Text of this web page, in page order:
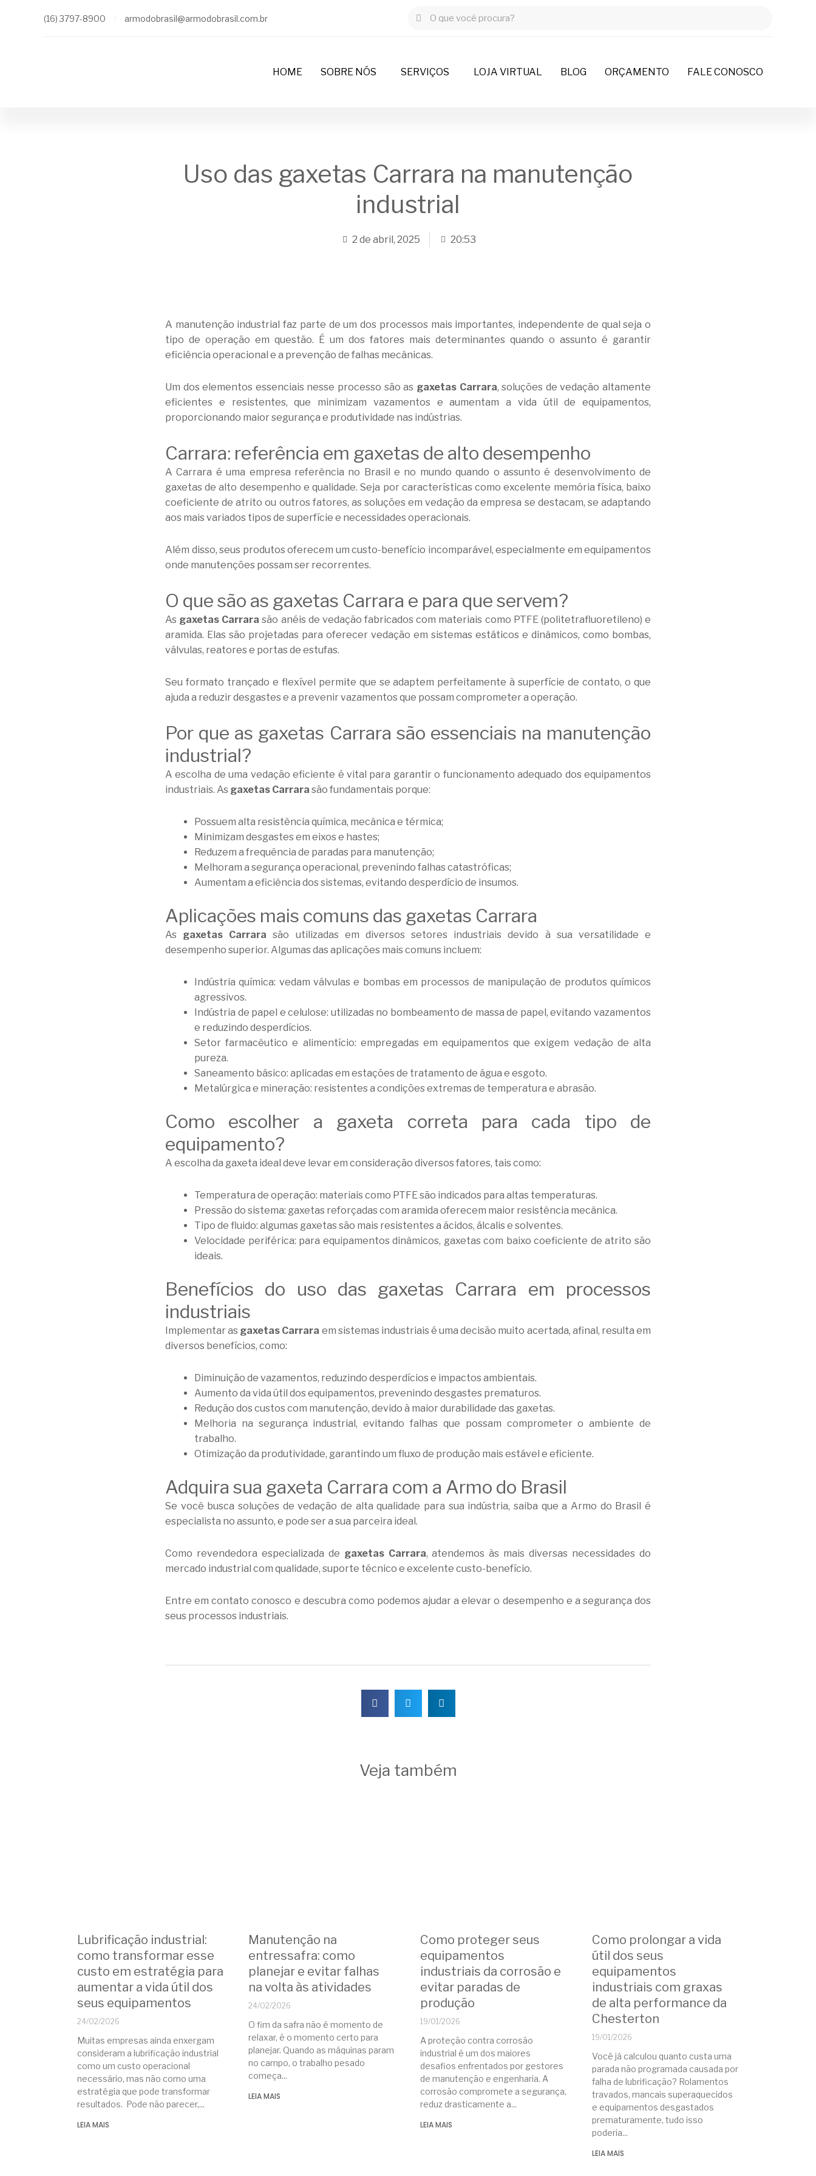
(16) 3797-8900 armodobrasil@armodobrasil.com.br
HOME SOBRE NÓS SERVIÇOS LOJA VIRTUAL BLOG ORÇAMENTO FALE CONOSCO
Uso das gaxetas Carrara na manutenção
industrial
2 de abril, 2025 20:53
A manutenção industrial faz parte de um dos processos mais importantes, independente de qual seja o
tipo de operação em questão. É um dos fatores mais determinantes quando o assunto é garantir
eficiência operacional e a prevenção de falhas mecânicas.
Um dos elementos essenciais nesse processo são as gaxetas Carrara, soluções de vedação altamente
eficientes e resistentes, que minimizam vazamentos e aumentam a vida útil de equipamentos,
proporcionando maior segurança e produtividade nas indústrias.
Carrara: referência em gaxetas de alto desempenho
A Carrara é uma empresa referência no Brasil e no mundo quando o assunto é desenvolvimento de
gaxetas de alto desempenho e qualidade. Seja por características como excelente memória física, baixo
coeficiente de atrito ou outros fatores, as soluções em vedação da empresa se destacam, se adaptando
aos mais variados tipos de superfície e necessidades operacionais.
Além disso, seus produtos oferecem um custo-benefício incomparável, especialmente em equipamentos
onde manutenções possam ser recorrentes.
O que são as gaxetas Carrara e para que servem?
As gaxetas Carrara são anéis de vedação fabricados com materiais como PTFE (politetrafluoretileno) e
aramida. Elas são projetadas para oferecer vedação em sistemas estáticos e dinâmicos, como bombas,
válvulas, reatores e portas de estufas.
Seu formato trançado e flexível permite que se adaptem perfeitamente à superfície de contato, o que
ajuda a reduzir desgastes e a prevenir vazamentos que possam comprometer a operação.
Por que as gaxetas Carrara são essenciais na manutenção
industrial?
A escolha de uma vedação eficiente é vital para garantir o funcionamento adequado dos equipamentos
industriais. As gaxetas Carrara são fundamentais porque:
Possuem alta resistência química, mecânica e térmica;
Minimizam desgastes em eixos e hastes;
Reduzem a frequência de paradas para manutenção;
Melhoram a segurança operacional, prevenindo falhas catastróficas;
Aumentam a eficiência dos sistemas, evitando desperdício de insumos.
Aplicações mais comuns das gaxetas Carrara
As gaxetas Carrara são utilizadas em diversos setores industriais devido à sua versatilidade e
desempenho superior. Algumas das aplicações mais comuns incluem:
Indústria química: vedam válvulas e bombas em processos de manipulação de produtos químicos
agressivos.
Indústria de papel e celulose: utilizadas no bombeamento de massa de papel, evitando vazamentos
e reduzindo desperdícios.
Setor farmacêutico e alimentício: empregadas em equipamentos que exigem vedação de alta
pureza.
Saneamento básico: aplicadas em estações de tratamento de água e esgoto.
Metalúrgica e mineração: resistentes a condições extremas de temperatura e abrasão.
Como escolher a gaxeta correta para cada tipo de
equipamento?
A escolha da gaxeta ideal deve levar em consideração diversos fatores, tais como:
Temperatura de operação: materiais como PTFE são indicados para altas temperaturas.
Pressão do sistema: gaxetas reforçadas com aramida oferecem maior resistência mecânica.
Tipo de fluido: algumas gaxetas são mais resistentes a ácidos, álcalis e solventes.
Velocidade periférica: para equipamentos dinâmicos, gaxetas com baixo coeficiente de atrito são
ideais.
Benefícios do uso das gaxetas Carrara em processos
industriais
Implementar as gaxetas Carrara em sistemas industriais é uma decisão muito acertada, afinal, resulta em
diversos benefícios, como:
Diminuição de vazamentos, reduzindo desperdícios e impactos ambientais.
Aumento da vida útil dos equipamentos, prevenindo desgastes prematuros.
Redução dos custos com manutenção, devido à maior durabilidade das gaxetas.
Melhoria na segurança industrial, evitando falhas que possam comprometer o ambiente de
trabalho.
Otimização da produtividade, garantindo um fluxo de produção mais estável e eficiente.
Adquira sua gaxeta Carrara com a Armo do Brasil
Se você busca soluções de vedação de alta qualidade para sua indústria, saiba que a Armo do Brasil é
especialista no assunto, e pode ser a sua parceira ideal.
Como revendedora especializada de gaxetas Carrara, atendemos às mais diversas necessidades do
mercado industrial com qualidade, suporte técnico e excelente custo-benefício.
Entre em contato conosco e descubra como podemos ajudar a elevar o desempenho e a segurança dos
seus processos industriais.
Veja também
Lubrificação industrial:
como transformar esse
custo em estratégia para
aumentar a vida útil dos
seus equipamentos
24/02/2026
Muitas empresas ainda enxergam
consideram a lubrificação industrial
como um custo operacional
necessário, mas não como uma
estratégia que pode transformar
resultados. Pode não parecer,
LEIA MAIS
Manutenção na
entressafra: como
planejar e evitar falhas
na volta às atividades
24/02/2026
O fim da safra não é momento de
relaxar, é o momento certo para
planejar. Quando as máquinas param
no campo, o trabalho pesado
começa
LEIA MAIS
Como proteger seus
equipamentos
industriais da corrosão e
evitar paradas de
produção
19/01/2026
A proteção contra corrosão
industrial é um dos maiores
desafios enfrentados por gestores
de manutenção e engenharia. A
corrosão compromete a segurança,
reduz drasticamente a
LEIA MAIS
Como prolongar a vida
útil dos seus
equipamentos
industriais com graxas
de alta performance da
Chesterton
19/01/2026
Você já calculou quanto custa uma
parada não programada causada por
falha de lubrificação? Rolamentos
travados, mancais superaquecidos
e equipamentos desgastados
prematuramente, tudo isso
poderia
LEIA MAIS